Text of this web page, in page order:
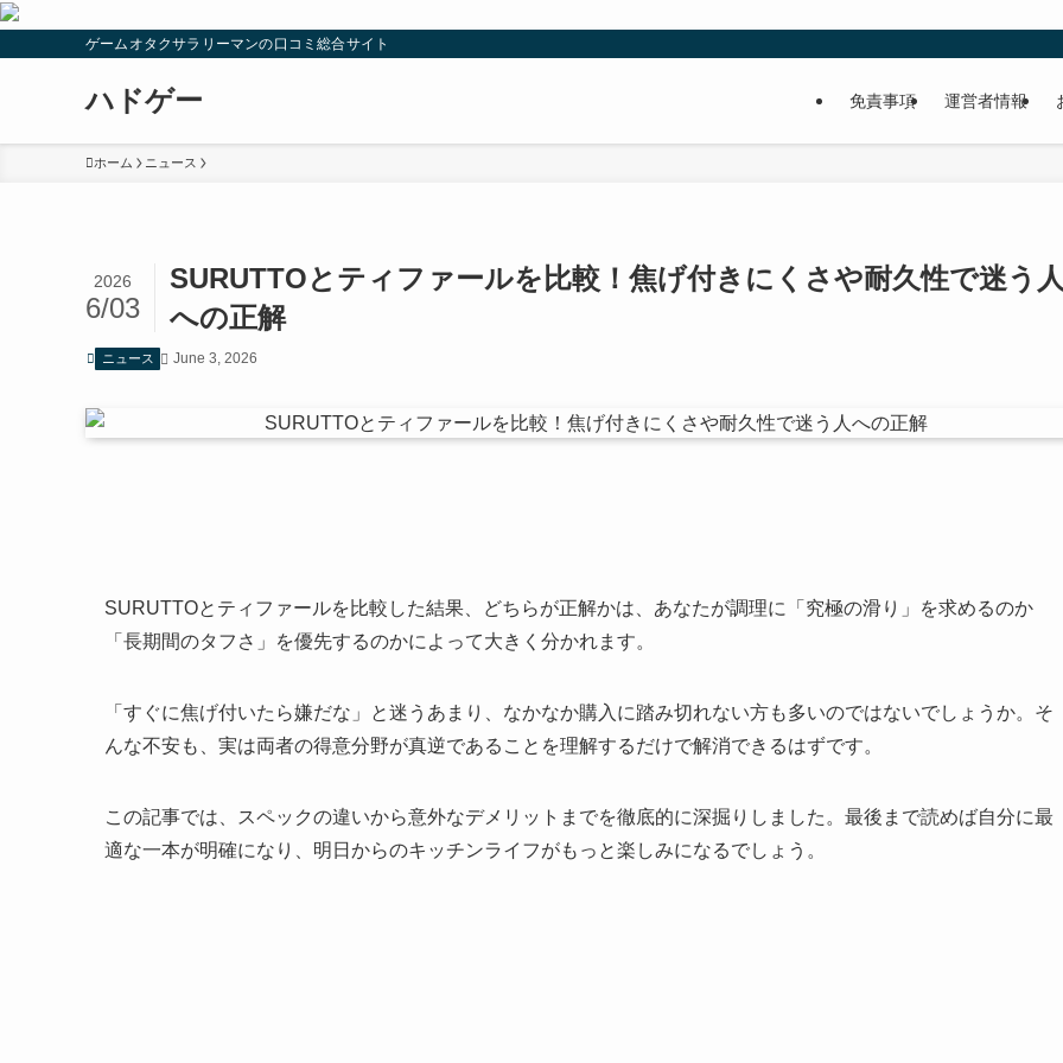
ゲームオタクサラリーマンの口コミ総合サイト
ハドゲー 免責事項 運営者情報
ホーム ニュース
SURUTTOとティファールを比較！焦げ付きにくさや耐久性で迷う
への正解
2026
6/03
ニュース June 3, 2026
SURUTTOとティファールを比較した結果、どちらが正解かは、あなたが調理に「究極の滑り」を求めるのか
「長期間のタフさ」を優先するのかによって大きく分かれます。
「すぐに焦げ付いたら嫌だな」と迷うあまり、なかなか購入に踏み切れない方も多いのではないでしょうか。そ
んな不安も、実は両者の得意分野が真逆であることを理解するだけで解消できるはずです。
この記事では、スペックの違いから意外なデメリットまでを徹底的に深掘りしました。最後まで読めば自分に最
適な一本が明確になり、明日からのキッチンライフがもっと楽しみになるでしょう。